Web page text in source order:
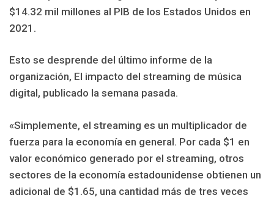
$14.32 mil millones al PIB de los Estados Unidos en
2021.
Esto se desprende del último informe de la
organización, El impacto del streaming de música
digital, publicado la semana pasada.
«Simplemente, el streaming es un multiplicador de
fuerza para la economía en general. Por cada $1 en
valor económico generado por el streaming, otros
sectores de la economía estadounidense obtienen un
adicional de $1.65, una cantidad más de tres veces